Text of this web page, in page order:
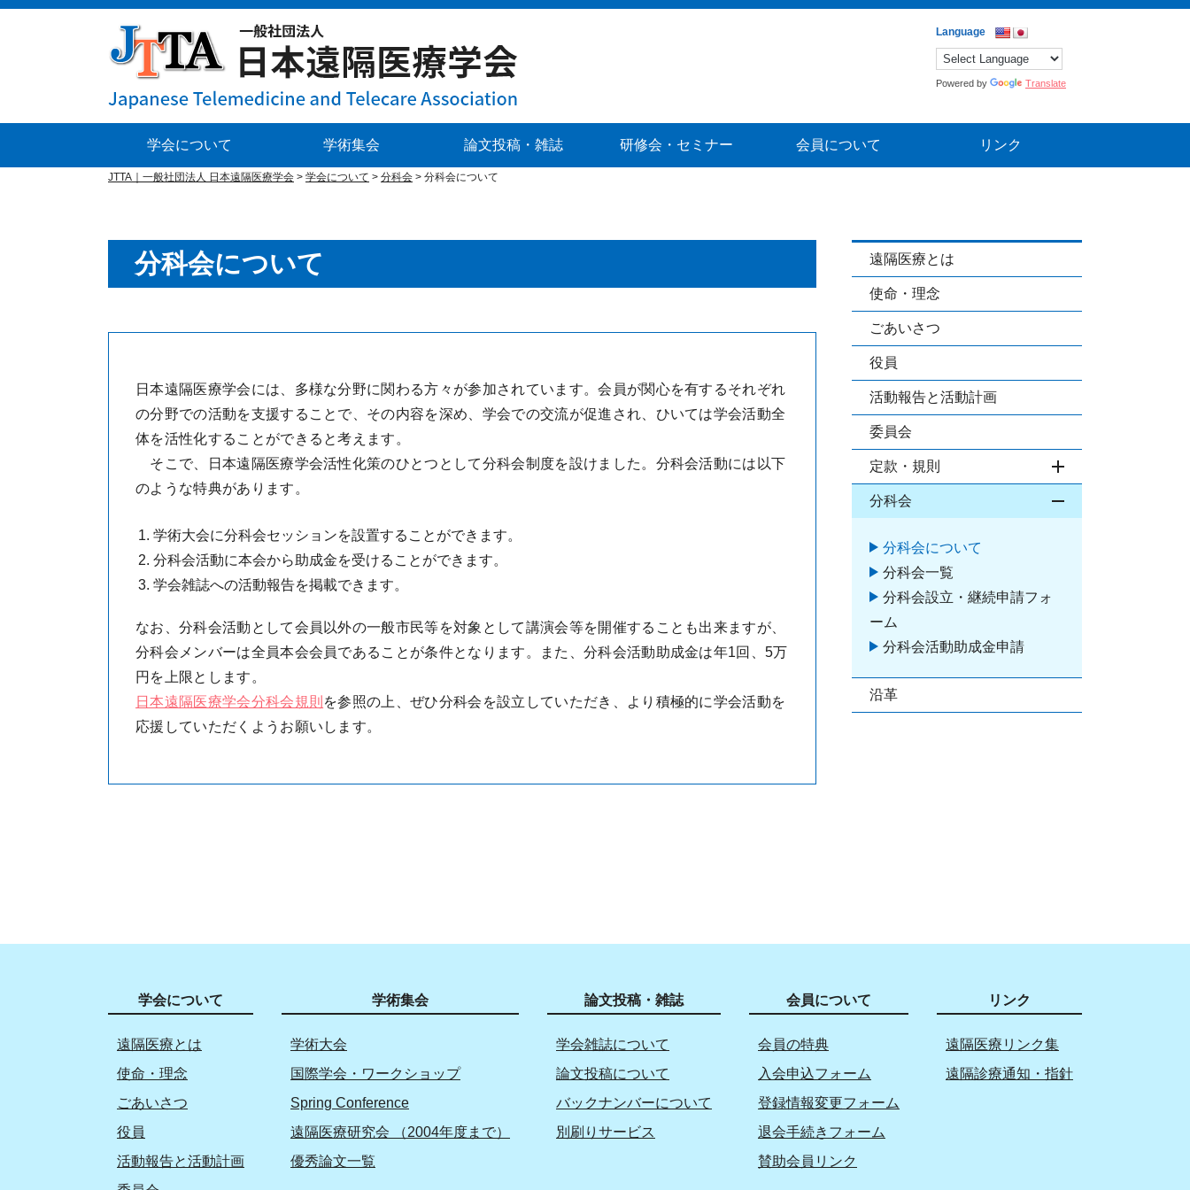
Powered by Translate
学会について 学術集会 論文投稿・雑誌 研修会・セミナー 会員について リンク
JTTA｜一般社団法人 日本遠隔医療学会 > 学会について > 分科会 > 分科会について
分科会について
日本遠隔医療学会には、多様な分野に関わる方々が参加されています。会員が関心を有するそれぞれ
の分野での活動を支援することで、その内容を深め、学会での交流が促進され、ひいては学会活動全
体を活性化することができると考えます。
そこで、日本遠隔医療学会活性化策のひとつとして分科会制度を設けました。分科会活動には以下
のような特典があります。
学術大会に分科会セッションを設置することができます。
分科会活動に本会から助成金を受けることができます。
学会雑誌への活動報告を掲載できます。
なお、分科会活動として会員以外の一般市民等を対象として講演会等を開催することも出来ますが、
分科会メンバーは全員本会会員であることが条件となります。また、分科会活動助成金は年1回、5万
円を上限とします。
日本遠隔医療学会分科会規則 を参照の上、ぜひ分科会を設立していただき、より積極的に学会活動を
応援していただくようお願いします。
遠隔医療とは
使命・理念
ごあいさつ
役員
活動報告と活動計画
委員会
定款・規則
分科会
分科会について
分科会一覧
分科会設立・継続申請フォ
ーム
分科会活動助成金申請
沿革
学会について
遠隔医療とは
使命・理念
ごあいさつ
役員
活動報告と活動計画
学術集会
学術大会
国際学会・ワークショップ
Spring Conference
遠隔医療研究会 （2004年度まで）
優秀論文一覧
論文投稿・雑誌
学会雑誌について
論文投稿について
バックナンバーについて
別刷りサービス
会員について
会員の特典
入会申込フォーム
登録情報変更フォーム
退会手続きフォーム
賛助会員リンク
リンク
遠隔医療リンク集
遠隔診療通知・指針